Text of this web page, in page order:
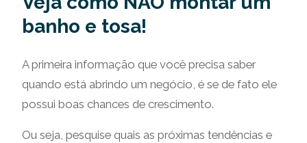
banho e tosa!
A primeira informação que você precisa saber
quando está abrindo um negócio, é se de fato ele
possui boas chances de crescimento.
Ou seja, pesquise quais as próximas tendências e